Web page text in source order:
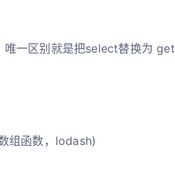
唯一区别就是把select替换为 get
组函数，lodash)